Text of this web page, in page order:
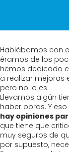
Hablábamos con
éramos de los
hemos dedicado
a realizar mejoras
pero no lo es.
Llevamos algún
haber obras. Y
hay opiniones
que tiene que
muy seguros de
por supuesto,